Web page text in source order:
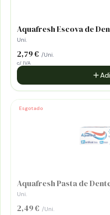
Aquafresh
Uni.
2,79 € /Uni.
c/ IVA
Esgotado
Aquafresh Pasta
Uni.
2,49 € /Uni.